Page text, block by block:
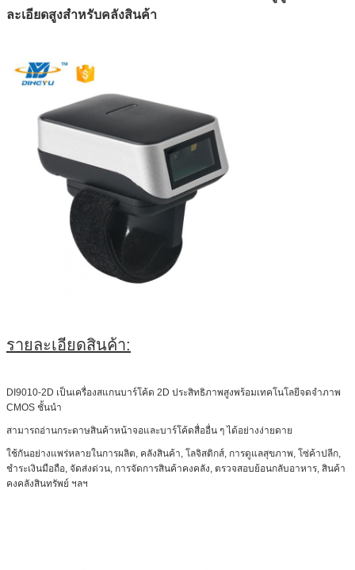
ละเอียดสูงสำหรับคลังสินค้า
รายละเอียดสินค้า:
DI9010-2D เป็นเครื่องสแกนบาร์โค้ด 2D ประสิทธิภาพสูงพร้อมเทคโนโลยีจดจำภาพ
CMOS ชั้นนำ
สามารถอ่านกระดาษสินค้าหน้าจอและบาร์โค้ดสื่ออื่น ๆ ได้อย่างง่ายดาย
ใช้กันอย่างแพร่หลายในการผลิต, คลังสินค้า, โลจิสติกส์, การดูแลสุขภาพ, โซ่ค้าปลีก,
ชำระเงินมือถือ, จัดส่งด่วน, การจัดการสินค้าคงคลัง, ตรวจสอบย้อนกลับอาหาร, สินค้า
คงคลังสินทรัพย์ ฯลฯ